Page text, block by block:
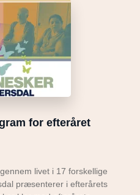
for efteråret
livet i 17 forskellige
præsenterer i efterårets